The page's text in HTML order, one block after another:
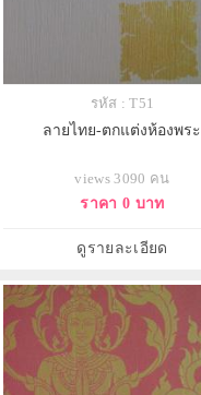
รหัส : T51
ลายไทย-ตกแต่งห้องพระ
views 3090 คน
ราคา 0 บาท
ดูรายละเอียด